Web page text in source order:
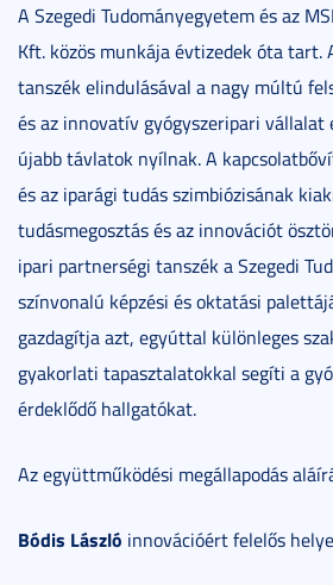
A Szegedi Tudományegyetem és az
Kft. közös munkája évtizedek óta tart.
tanszék elindulásával a nagy múltú
és az innovatív gyógyszeripari vállalat
újabb távlatok nyílnak. A
és az iparági tudás szimbiózisának
tudásmegosztás és az innovációt
ipari partnerségi tanszék a Szegedi
színvonalú képzési és oktatási
gazdagítja azt, egyúttal különleges
gyakorlati tapasztalatokkal segíti a
érdeklődő hallgatókat.
Az együttműködési megállapodás
Bódis László innovációért felelős